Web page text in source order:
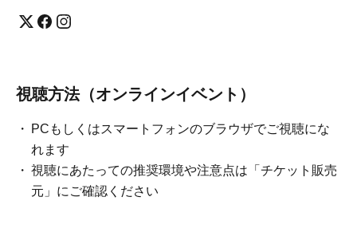
視聴方法（オンラインイベント）
PCもしくはスマートフォンのブラウザでご視聴にな
れます
視聴にあたっての推奨環境や注意点は「チケット販売
元」にご確認ください